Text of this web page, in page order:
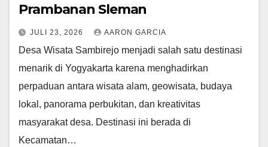
Prambanan Sleman
JULI 23, 2026 AARON GARCIA
Desa Wisata Sambirejo menjadi salah satu destinasi
menarik di Yogyakarta karena menghadirkan
perpaduan antara wisata alam, geowisata, budaya
lokal, panorama perbukitan, dan kreativitas
masyarakat desa. Destinasi ini berada di
Kecamatan…